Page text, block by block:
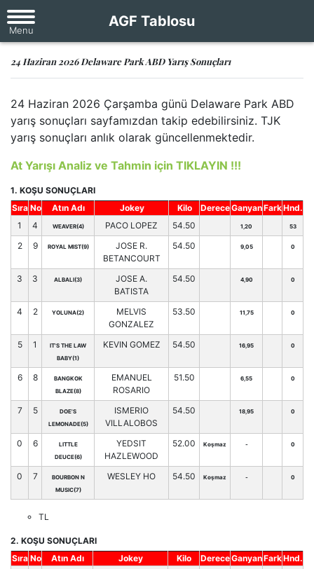
AGF Tablosu
24 Haziran 2026 Delaware Park ABD Yarış Sonuçları
24 Haziran 2026 Çarşamba günü Delaware Park ABD
yarış sonuçları sayfamızdan takip edebilirsiniz. TJK
yarış sonuçları anlık olarak güncellenmektedir.
At Yarışı Analiz ve Tahmin için TIKLAYIN !!!
1. KOŞU SONUÇLARI
Sıra No Atın Adı Jokey Kilo DereceGanyanFarkHnd.
1
4 WEAVER(4) PACO LOPEZ 54.50 1,20 53
2 9 ROYAL MIST(9)
JOSE R.
BETANCOURT
54.50 9,05 0
3 3 ALBALI(3)
JOSE A.
BATISTA
54.50 4,90 0
4 2 YOLUNA(2)
MELVIS
GONZALEZ
53.50 11,75 0
5 1
IT'S THE LAW
BABY(1)
KEVIN GOMEZ 54.50 16,95 0
6 8
BANGKOK
BLAZE(8)
EMANUEL
ROSARIO
51.50 6,55 0
7 5
DOE'S
LEMONADE(5)
ISMERIO
VILLALOBOS
54.50 18,95 0
0 6
LITTLE
DEUCE(6)
YEDSIT
HAZLEWOOD
52.00 Koşmaz - 0
0 7
BOURBON N
MUSIC(7)
WESLEY HO 54.50 Koşmaz - 0
TL
2. KOŞU SONUÇLARI
Sıra No Atın Adı Jokey Kilo DereceGanyanFarkHnd.